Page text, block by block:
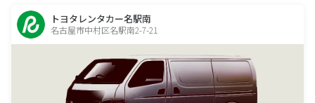
トヨタレンタカー名駅南
名古屋市中村区名駅南2-7-21